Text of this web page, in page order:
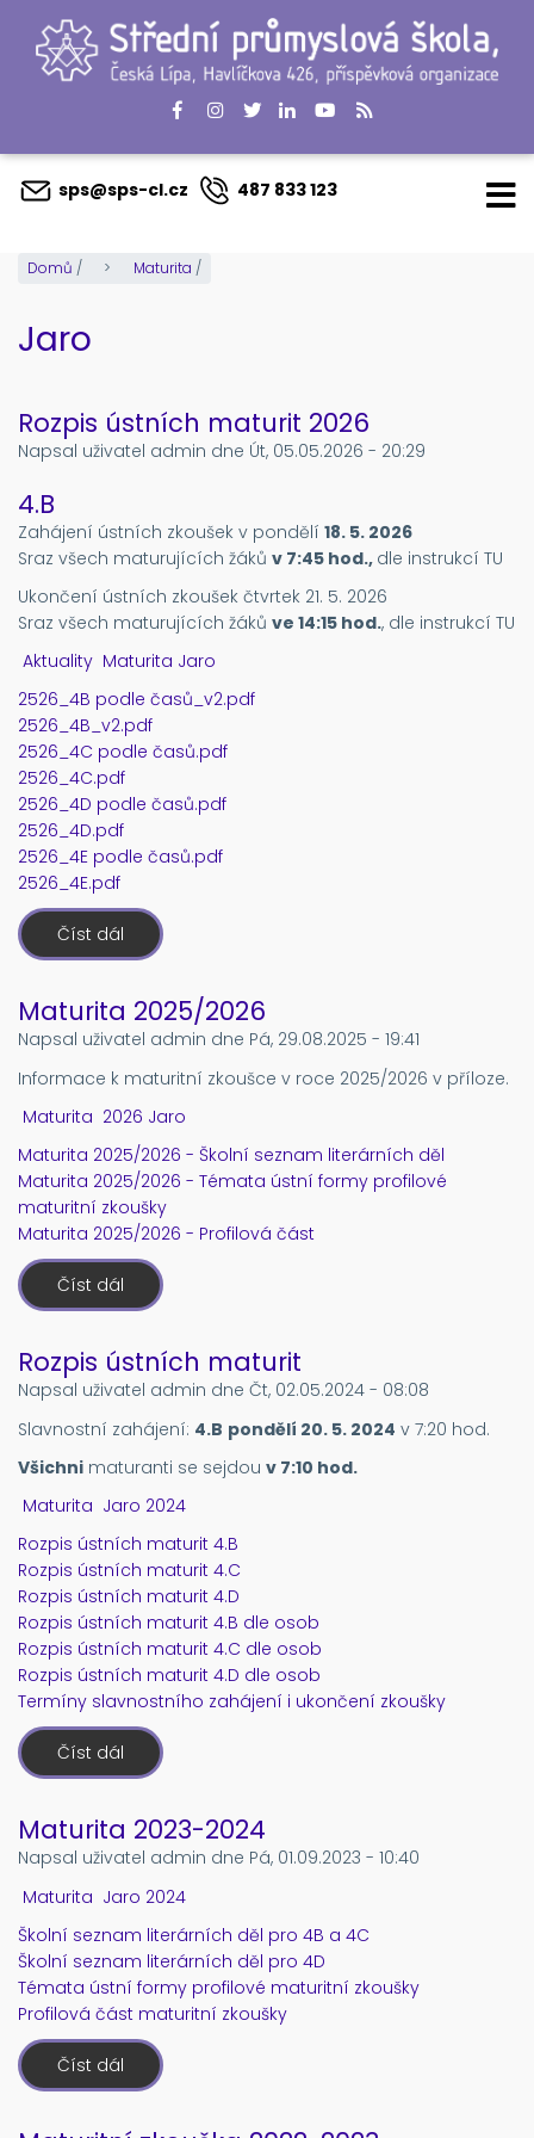
hlavnímu
sps@sps-cl.cz 487 833 123
Domů / Maturita /
Jaro
Rozpis ústních maturit 2026
Napsal uživatel admin dne Út, 05.05.2026 - 20:29
4.B
Zahájení ústních zkoušek v pondělí 18. 5. 2026
Sraz všech maturujících žáků v 7:45 hod., dle instrukcí TU
Ukončení ústních zkoušek čtvrtek 21. 5. 2026
Sraz všech maturujících žáků ve 14:15 hod., dle instrukcí TU
Aktuality Maturita Jaro
2526_4B podle časů_v2.pdf
2526_4B_v2.pdf
2526_4C podle časů.pdf
2526_4C.pdf
2526_4D podle časů.pdf
2526_4D.pdf
2526_4E podle časů.pdf
2526_4E.pdf
Číst dál
Rozpis
ústních
2026
Maturita 2025/2026
Napsal uživatel admin dne Pá, 29.08.2025 - 19:41
Informace k maturitní zkoušce v roce 2025/2026 v příloze.
Maturita 2026 Jaro
Maturita 2025/2026 - Školní seznam literárních děl
Maturita 2025/2026 - Témata ústní formy profilové
maturitní zkoušky
Maturita 2025/2026 - Profilová část
Číst dál
Maturita
2025/2026
Rozpis ústních maturit
Napsal uživatel admin dne Čt, 02.05.2024 - 08:08
Slavnostní zahájení: 4.B pondělí 20. 5. 2024 v 7:20 hod.
Všichni maturanti se sejdou v 7:10 hod.
Maturita Jaro 2024
Rozpis ústních maturit 4.B
Rozpis ústních maturit 4.C
Rozpis ústních maturit 4.D
Rozpis ústních maturit 4.B dle osob
Rozpis ústních maturit 4.C dle osob
Rozpis ústních maturit 4.D dle osob
Termíny slavnostního zahájení i ukončení zkoušky
Číst dál
Rozpis
ústních
Maturita 2023-2024
Napsal uživatel admin dne Pá, 01.09.2023 - 10:40
Maturita Jaro 2024
Školní seznam literárních děl pro 4B a 4C
Školní seznam literárních děl pro 4D
Témata ústní formy profilové maturitní zkoušky
Profilová část maturitní zkoušky
Číst dál
Maturita
2023-